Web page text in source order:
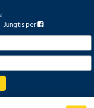
Jungtis per